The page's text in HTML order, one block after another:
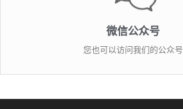
微信公众号
您也可以访问我们的公众号